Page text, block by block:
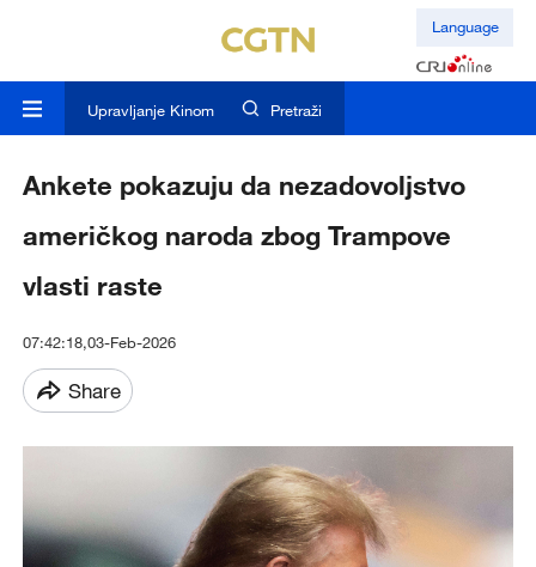
Language
Upravljanje Kinom Pretraži
Ankete pokazuju da nezadovoljstvo
američkog naroda zbog Trampove
vlasti raste
07:42:18,03-Feb-2026
Share